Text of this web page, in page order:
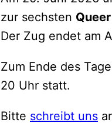
zur sechsten
Der Zug endet am
Zum Ende des
20 Uhr statt.
Bitte schreibt uns